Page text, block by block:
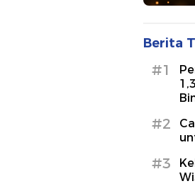
Berita
#1
#2
#3